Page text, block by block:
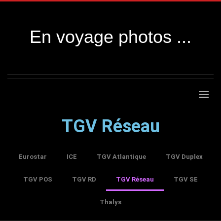
En voyage photos ...
TGV Réseau
Eurostar ICE TGV Atlantique TGV Duplex
TGV POS TGV RD TGV Réseau TGV SE
Thalys